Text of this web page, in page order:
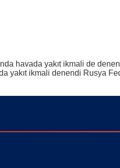
havada yakıt ikmali de
yakıt ikmali denendi Rusya